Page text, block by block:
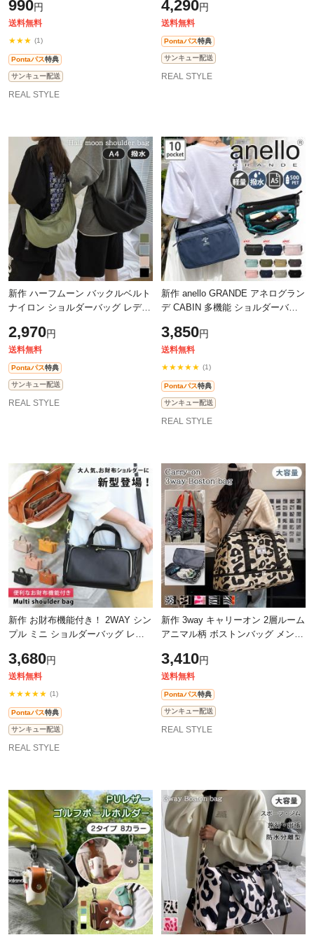
350ml 500ml 缶 ペットボトル 水筒
990円
送料無料
★★★ (1)
Pontaパス特典
サンキュー配送
REAL STYLE
ディース ショルダーバッグ ファス
ナー
4,290円
送料無料
Pontaパス特典
サンキュー配送
REAL STYLE
新作 ハーフムーン バックルベルト
ナイロン ショルダーバッグ レディ
ッグ バック ボディバッグ ポシェ
2,970円
送料無料
Pontaパス特典
サンキュー配送
REAL STYLE
新作 anello GRANDE アネログラン
デ CABIN 多機能 ショルダーバッ
財布ポシェット レディース 斜めが
け 軽
3,850円
送料無料
★★★★★ (1)
Pontaパス特典
サンキュー配送
REAL STYLE
新作 お財布機能付き！ 2WAY シン
プル ミニ ショルダーバッグ レデ
小さめ 斜めがけ おしゃれ かわい
い
3,680円
送料無料
★★★★★ (1)
Pontaパス特典
サンキュー配送
REAL STYLE
新作 3way キャリーオン 2層ルーム
アニマル柄 ボストンバッグ メンズ
ートバッグ ショルダーバッグ 大
3,410円
送料無料
Pontaパス特典
サンキュー配送
REAL STYLE